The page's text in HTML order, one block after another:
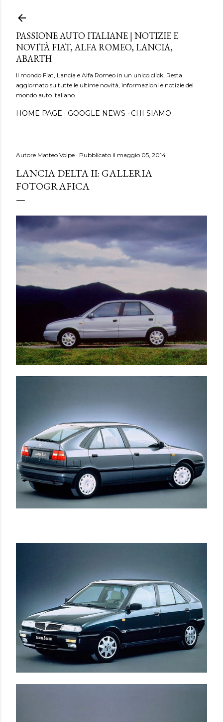
PASSIONE AUTO ITALIANE | NOTIZIE E
NOVITÀ FIAT, ALFA ROMEO, LANCIA,
ABARTH
Il mondo Fiat, Lancia e Alfa Romeo in un unico click. Resta
aggiornato su tutte le ultime novità, informazioni e notizie del
mondo auto italiano.
HOME PAGE GOOGLE NEWS CHI SIAMO
Autore Matteo Volpe Pubblicato il maggio 05, 2014
LANCIA DELTA II: GALLERIA
FOTOGRAFICA